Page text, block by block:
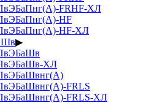
FRHF-ХЛ
HF
HF-ХЛ
▶
ХЛ
FRLS
FRLS-ХЛ